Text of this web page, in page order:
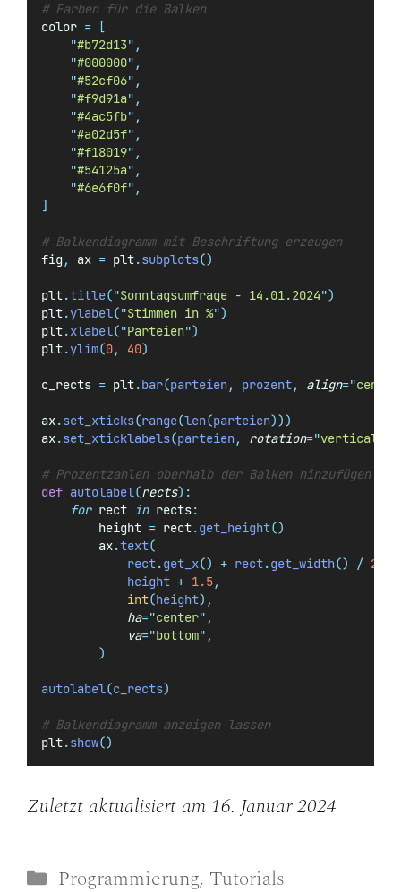
# Farben für die Balken
color =
[
"#b72d13" ,
"#000000" ,
"#52cf06" ,
"#f9d91a" ,
"#4ac5fb" ,
"#a02d5f" ,
"#f18019" ,
"#54125a" ,
"#6e6f0f" ,
]
# Balkendiagramm mit Beschriftung erzeugen
fig , ax = plt.subplots()
plt.title("Sonntagsumfrage - 14.01.2024")
plt.ylabel("Stimmen in %")
plt.xlabel("Parteien")
plt.ylim(0, 40)
c_rects = plt.bar(parteien, prozent, align="center
ax.set_xticks(range(len(parteien)))
ax.set_xticklabels(parteien, rotation="vertical
# Prozentzahlen oberhalb der Balken hinzufügen
def autolabel(rects):
for rect in rects:
        height
= rect.get_height()
        ax
.text(
            rect
.get_x() + rect.get_width() / 2.0
            height
+ 1.5,
int(height),
ha="center" ,
va="bottom" ,
)
autolabel(c_rects)
# Balkendiagramm anzeigen lassen
plt.show()
Zuletzt aktualisiert am 16. Januar 2024
Kategorien
Programmierung, Tutorials